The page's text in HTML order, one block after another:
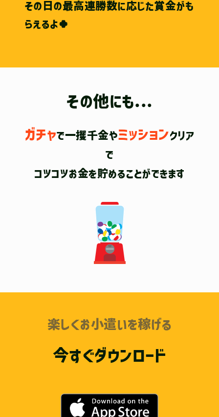
その日の最高連勝数に応じた賞金がも
らえるよ🍀
その他にも...
ガチャで一攫千金やミッションクリア
で
コツコツお金を貯めることができます
楽しくお小遣いを稼げる
今すぐダウンロード